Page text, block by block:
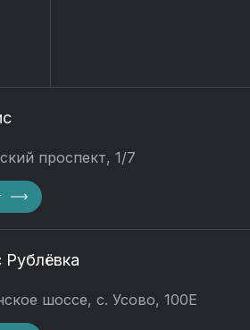
проспект, 1/7
шоссе, с. Усово, 100Е